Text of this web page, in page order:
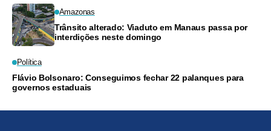
Amazonas
Trânsito alterado: Viaduto em Manaus passa por
interdições neste domingo
Política
Flávio Bolsonaro: Conseguimos fechar 22 palanques para
governos estaduais